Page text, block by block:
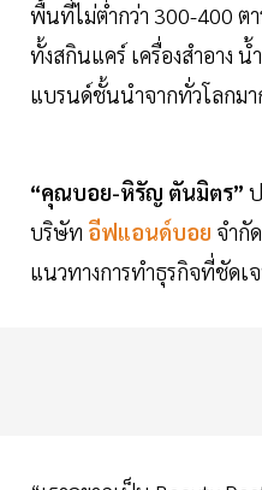
พื้นที่ไม่ต่ำกว่า 300-400 ต
ทั้งสกินแคร์ เครื่องสำอาง
แบรนด์ชั้นนำจากทั่วโลกม
“คุณบอย-หิรัญ ตันมิตร”
บริษัท อีฟแอนด์บอย จำกั
แนวทางการทำธุรกิจที่ชัด